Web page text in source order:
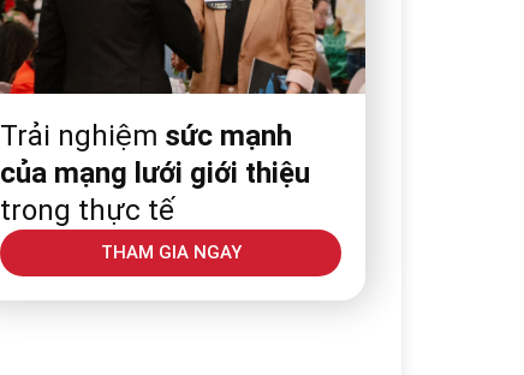
Trải nghiệm sức mạnh
của mạng lưới giới thiệu
trong thực tế
THAM GIA NGAY